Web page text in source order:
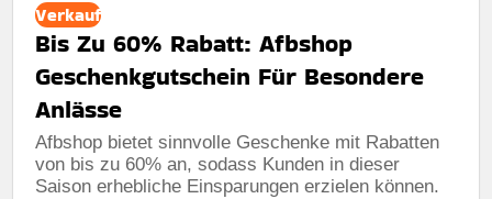
Verkauf
Bis Zu 60% Rabatt: Afbshop
Geschenkgutschein Für Besondere
Anlässe
Afbshop bietet sinnvolle Geschenke mit Rabatten
von bis zu 60% an, sodass Kunden in dieser
Saison erhebliche Einsparungen erzielen können.